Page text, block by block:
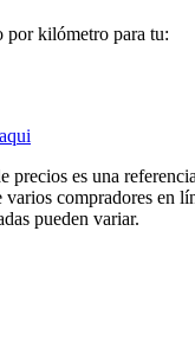
por kilómetro para tu:
aqui
precios es una
varios compradores en
pueden variar.